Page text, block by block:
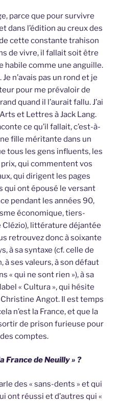
parce que pour survivre
dans l’édition au creux des
cette constante trahison
de vivre, il fallait soit être
habile comme une anguille.
Je n’avais pas un rond et je
pour me prévaloir de
quand il l’aurait fallu. J’ai
et Lettres à Jack Lang.
ce qu’il fallait, c’est-à-
fille méritante dans un
tous les gens influents, les
qui commentent vos
qui dirigent les pages
qui ont épousé le versant
pendant les années 90,
économique, tiers-
littérature déjantée
retrouvez donc à soixante
à sa syntaxe (cf. celle de
à ses valeurs, à son défaut
« qui ne sont rien »), à sa
« Cultura », qui hésite
Angot. Il est temps
n’est la France, et que la
de prison furieuse pour
comptes.
France de Neuilly » ?
des « sans-dents » et qui
ont réussi et d’autres qui «